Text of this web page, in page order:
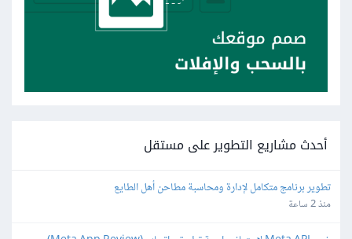
أحدث مشاريع التطوير على مستقل
تطوير برنامج متكامل لإدارة ومحاسبة مطاحن أهل الطايع
منذ 2 ساعة